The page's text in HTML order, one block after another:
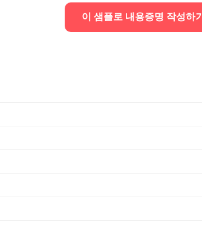
이 샘플로 내용증명 작성하기